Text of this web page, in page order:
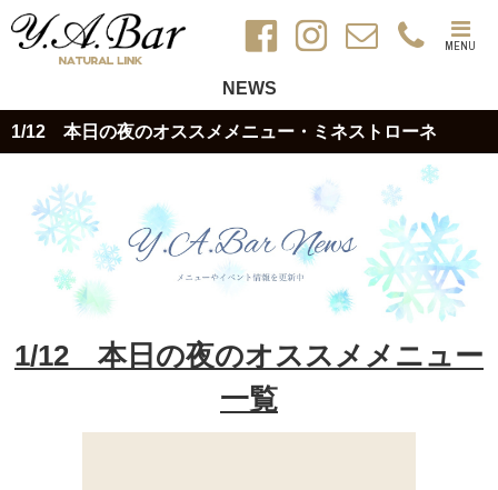
MENU
NEWS
1/12 本日の夜のオススメメニュー・ミネストローネ
1/12 本日の夜のオススメメニュー
一覧